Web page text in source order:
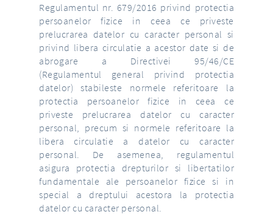
Regulamentul nr. 679/2016 privind protectia
persoanelor fizice in ceea ce priveste
prelucrarea datelor cu caracter personal si
privind libera circulatie a acestor date si de
abrogare a Directivei 95/46/CE
(Regulamentul general privind protectia
datelor) stabileste normele referitoare la
protectia persoanelor fizice in ceea ce
priveste prelucrarea datelor cu caracter
personal, precum si normele referitoare la
libera circulatie a datelor cu caracter
personal. De asemenea, regulamentul
asigura protectia drepturilor si libertatilor
fundamentale ale persoanelor fizice si in
special a dreptului acestora la protectia
datelor cu caracter personal.